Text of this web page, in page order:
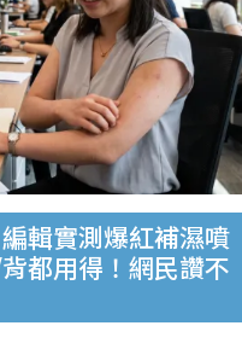
輯實測爆紅補濕噴
都用得！網民讚不